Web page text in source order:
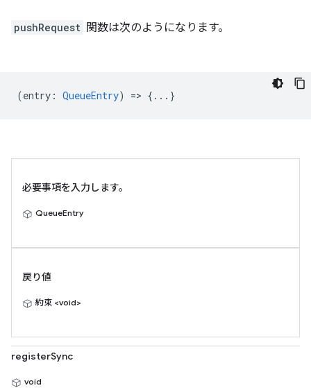
pushRequest 関数は次のようになります。
(entry : QueueEntry) => {...}
必要事項を入力します。
QueueEntry
戻り値
約束 <void>
registerSync
void